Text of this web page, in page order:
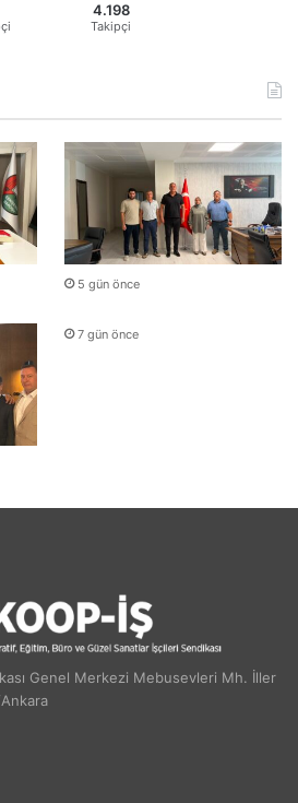
4.198
Takipçi
5 gün önce
7 gün önce
Genel Merkezi Mebusevleri Mh. İller